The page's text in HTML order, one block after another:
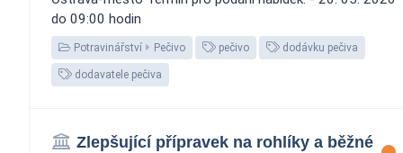
do 09:00 hodin
Potravinářství Pečivo pečivo dodávku pečiva
dodavatele pečiva
Zlepšující přípravek na rohlíky a běžné